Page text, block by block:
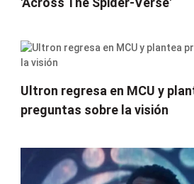
Ultron regresa en MCU y
preguntas sobre la visión